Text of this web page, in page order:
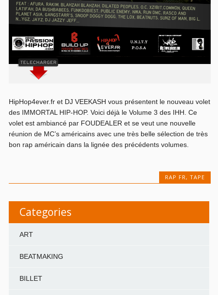
HipHop4ever.fr et DJ VEEKASH vous présentent le nouveau volet
des IMMORTAL HIP-HOP. Voici déjà le Volume 3 des IHH. Ce
volet est ambiancé par FOUDEALER et se veut une nouvelle
réunion de MC’s américains avec une très belle sélection de très
bon rap américain dans la lignée des précédents volumes.
RAP FR , TAPE
Categories
ART
BEATMAKING
BILLET